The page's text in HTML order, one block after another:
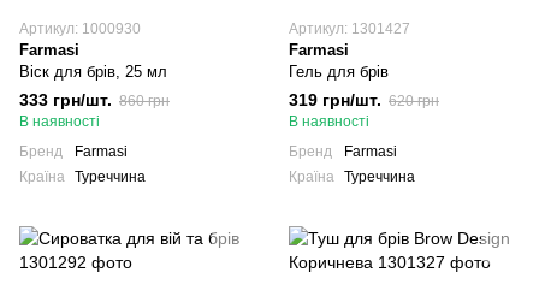
Артикул: 1000930
Farmasi
Віск для брів, 25 мл
333 грн/шт. 860 грн
В наявності
Бренд
Farmasi
Країна Туреччина
Артикул: 1301427
Farmasi
Гель для брів
319 грн/шт. 620 грн
В наявності
Бренд
Farmasi
Країна Туреччина